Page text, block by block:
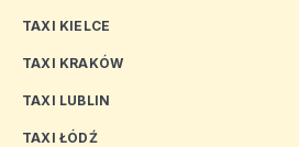
TAXI KIELCE
TAXI KRAKÓW
TAXI LUBLIN
TAXI ŁÓDŹ